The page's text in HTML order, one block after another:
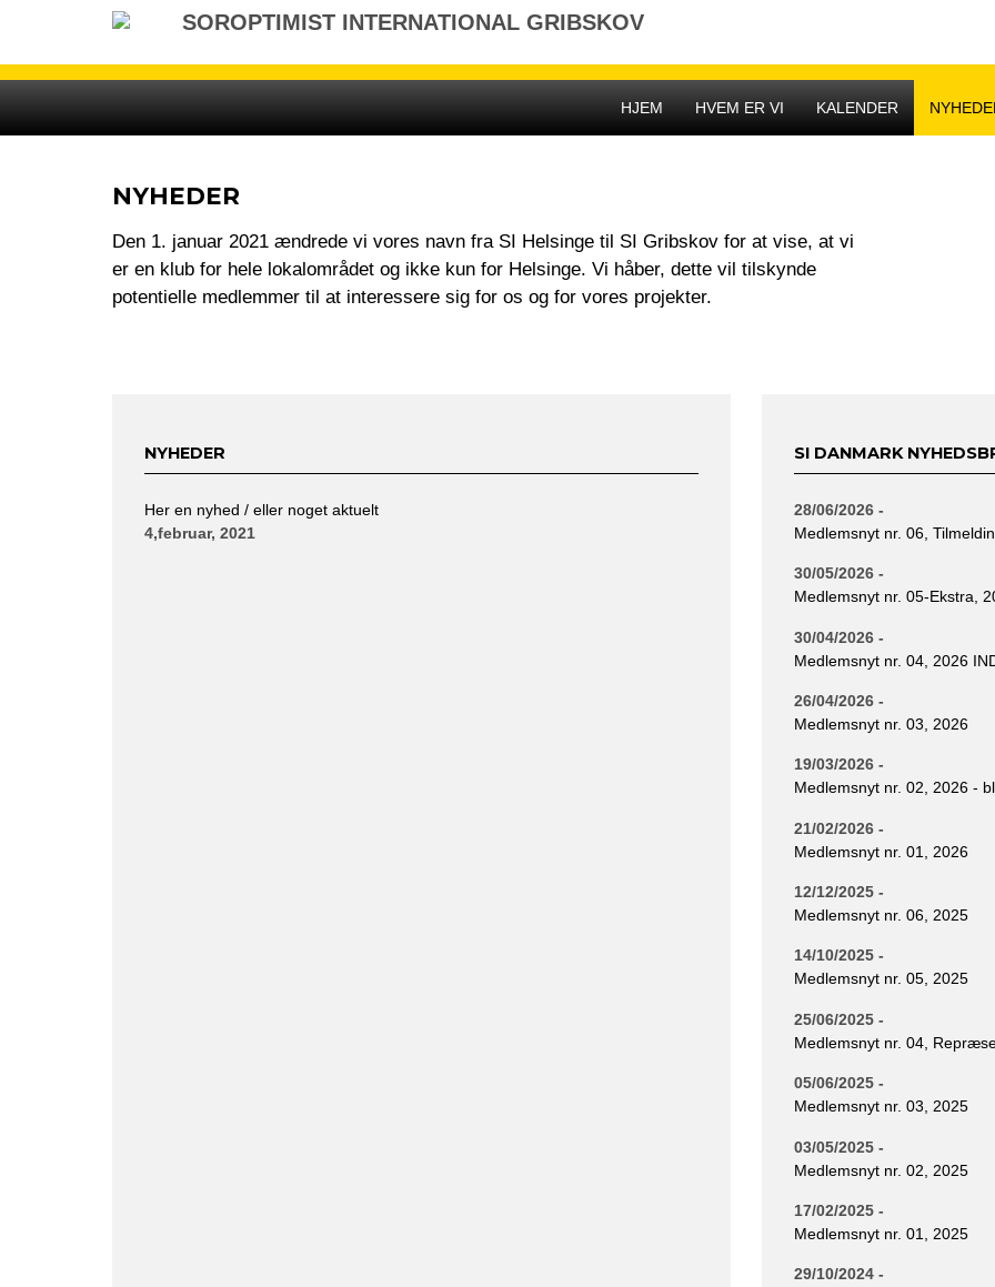
SOROPTIMIST INTERNATIONAL GRIBSKOV
HJEM
HVEM ER VI KALENDER
NYHEDER
Den 1. januar 2021 ændrede vi vores navn fra SI Helsinge til SI Gribskov for at vise, at vi
er en klub for hele lokalområdet og ikke kun for Helsinge. Vi håber, dette vil tilskynde
potentielle medlemmer til at interessere sig for os og for vores projekter.
NYHEDER
Her en nyhed / eller noget aktuelt
4,februar, 2021
SI DANMARK
28/06/2026 -
Medlemsnyt nr. 06,
30/05/2026 -
Medlemsnyt nr. 05-Ekstra,
30/04/2026 -
Medlemsnyt nr. 04, 2026
26/04/2026 -
Medlemsnyt nr. 03, 2026
19/03/2026 -
Medlemsnyt nr. 02, 2026 -
21/02/2026 -
Medlemsnyt nr. 01, 2026
12/12/2025 -
Medlemsnyt nr. 06, 2025
14/10/2025 -
Medlemsnyt nr. 05, 2025
25/06/2025 -
Medlemsnyt nr. 04,
05/06/2025 -
Medlemsnyt nr. 03, 2025
03/05/2025 -
Medlemsnyt nr. 02, 2025
17/02/2025 -
Medlemsnyt nr. 01, 2025
29/10/2024 -